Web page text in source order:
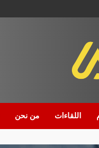
اللقاءات من نحن